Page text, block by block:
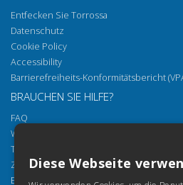
Entfecken Sie Torrossa
Datenschutz
Cookie Policy
Accessibility
Barrierefreiheits-Konformitätsbericht
BRAUCHEN SIE HILFE?
FAQ
Wie öffnen Sie unsere Dokumente
Torrossa Reader
Zugriffsmöglichkeiten
Email:helpdesk@torrossa.com
Diese Webseite